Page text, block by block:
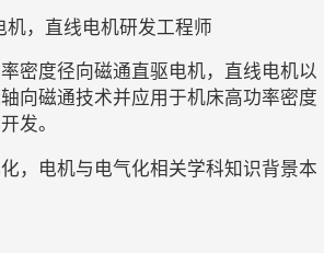
，直线电机研发工程师
密度径向磁通直驱电机，直线电机以
向磁通技术并应用于机床高功率密度
发。
，电机与电气化相关学科知识背景本